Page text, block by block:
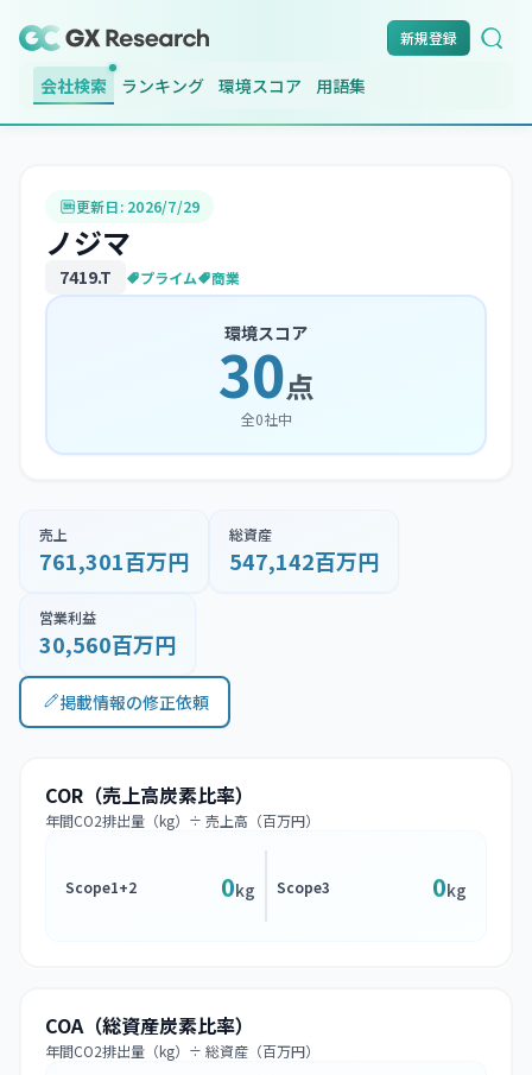
新規登録
会社検索 ランキング 環境スコア 用語集
更新日: 2026/7/29
ノジマ
7419.T プライム 商業
環境スコア
30点
全0社中
売上
761,301百万円
総資産
547,142百万円
営業利益
30,560百万円
掲載情報の修正依頼
COR（売上高炭素比率）
年間CO2排出量（kg）÷ 売上高（百万円）
Scope1+2 0kg Scope3 0kg
COA（総資産炭素比率）
年間CO2排出量（kg）÷ 総資産（百万円）